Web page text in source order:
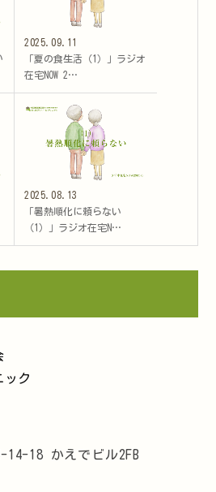
2025.09.11
「夏の食生活（1）」ラジオ
在宅NOW 2…
2025.08.13
「暑熱順化に頼らない
（1）」ラジオ在宅N…
ック
14-18 かえでビル2FB